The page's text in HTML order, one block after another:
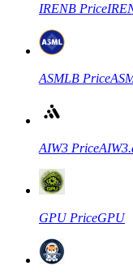
trading
IRENB Price
ASMLB Price
AIW3 Price
GPUPriceGPU